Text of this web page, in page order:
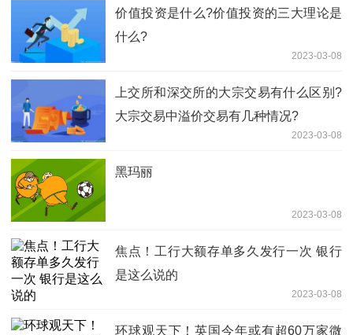
​价值投资是什么?价值投资的三大理论是
什么?
2023-03-08
上交所和深交所的大宗交易有什么区别?
大宗交易中溢价交易有几种情况?
2023-03-08
黑玛丽
2023-03-08
焦点！工行大额存单多久发行一次 银行
是这么说的
2023-03-08
环球观天下！英国今年或有超60万家微